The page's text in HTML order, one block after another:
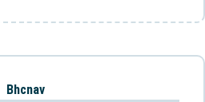
Bhcnav